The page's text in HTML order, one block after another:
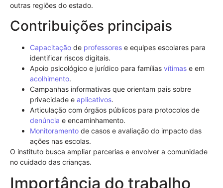
outras regiões do estado.
Contribuições principais
Capacitação de professores e equipes escolares para
identificar riscos digitais.
Apoio psicológico e jurídico para famílias vítimas e em
acolhimento.
Campanhas informativas que orientam pais sobre
privacidade e aplicativos.
Articulação com órgãos públicos para protocolos de
denúncia e encaminhamento.
Monitoramento de casos e avaliação do impacto das
ações nas escolas.
O instituto busca ampliar parcerias e envolver a comunidade
no cuidado das crianças.
Importância do trabalho